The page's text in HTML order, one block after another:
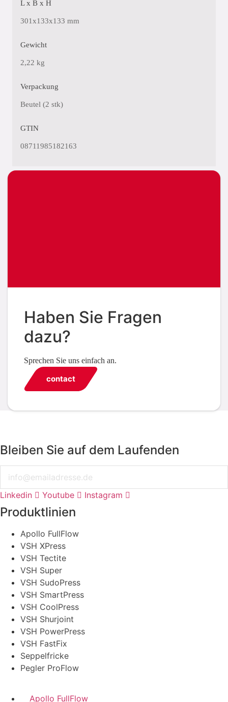
L x B x H
301x133x133 mm
Gewicht
2,22 kg
Verpackung
Beutel (2 stk)
GTIN
08711985182163
Haben Sie Fragen
dazu?
Sprechen Sie uns einfach an.
contact
Bleiben Sie auf dem Laufenden
Linkedin Youtube Instagram
Produktlinien
Apollo FullFlow
VSH XPress
VSH Tectite
VSH Super
VSH SudoPress
VSH SmartPress
VSH CoolPress
VSH Shurjoint
VSH PowerPress
VSH FastFix
Seppelfricke
Pegler ProFlow
Apollo FullFlow